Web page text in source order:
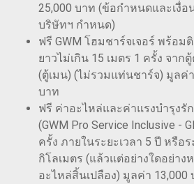
25,000 บาท (ข้อกำหนดและเงื่อ
บริษัทฯ กำหนด)
ฟรี GWM โฮมชาร์จเจอร์ พร้อม
ยาวไม่เกิน 15 เมตร 1 ครั้ง จา
(ตู้เมน) (ไม่รวมแท่นชาร์จ) มูลค่
บาท
ฟรี ค่าอะไหล่และค่าแรงบำรุงรั
(GWM Pro Service Inclusive -
ครั้ง ภายในระยะเวลา 5 ปี หรือร
กิโลเมตร (แล้วแต่อย่างใดอย่าง
อะไหล่สิ้นเปลือง) มูลค่า 13,000